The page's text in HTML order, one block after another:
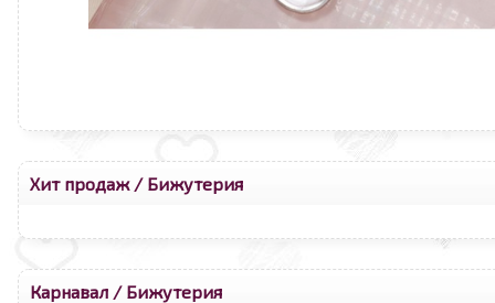
Хит продаж/ Бижутерия
Карнавал / Бижутерия